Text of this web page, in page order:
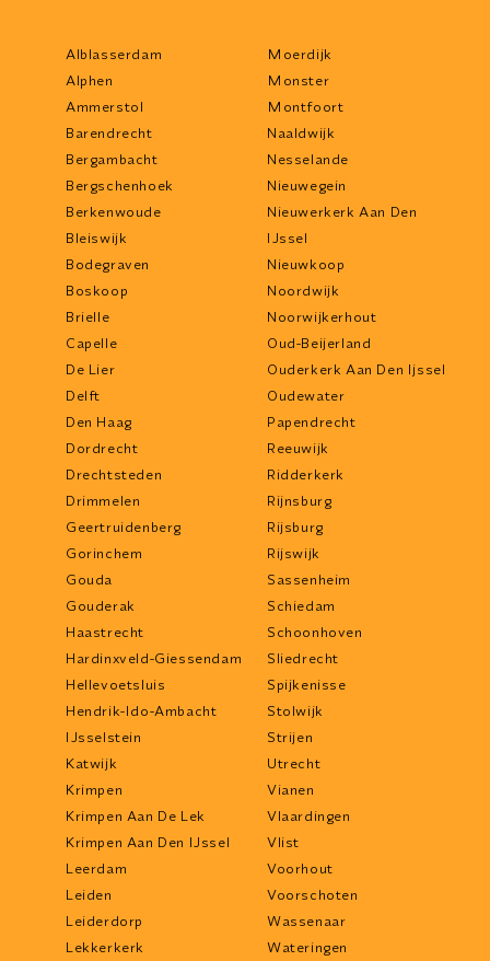
Alblasserdam
Alphen
Ammerstol
Barendrecht
Bergambacht
Bergschenhoek
Berkenwoude
Bleiswijk
Bodegraven
Boskoop
Brielle
Capelle
De Lier
Delft
Den Haag
Dordrecht
Drechtsteden
Drimmelen
Geertruidenberg
Gorinchem
Gouda
Gouderak
Haastrecht
Hardinxveld-Giessendam
Hellevoetsluis
Hendrik-Ido-Ambacht
IJsselstein
Katwijk
Krimpen
Krimpen Aan De Lek
Krimpen Aan Den IJssel
Leerdam
Leiden
Leiderdorp
Lekkerkerk
Moerdijk
Monster
Montfoort
Naaldwijk
Nesselande
Nieuwegein
Nieuwerkerk Aan Den
IJssel
Nieuwkoop
Noordwijk
Noorwijkerhout
Oud-Beijerland
Ouderkerk Aan Den Ijssel
Oudewater
Papendrecht
Reeuwijk
Ridderkerk
Rijnsburg
Rijsburg
Rijswijk
Sassenheim
Schiedam
Schoonhoven
Sliedrecht
Spijkenisse
Stolwijk
Strijen
Utrecht
Vianen
Vlaardingen
Vlist
Voorhout
Voorschoten
Wassenaar
Wateringen